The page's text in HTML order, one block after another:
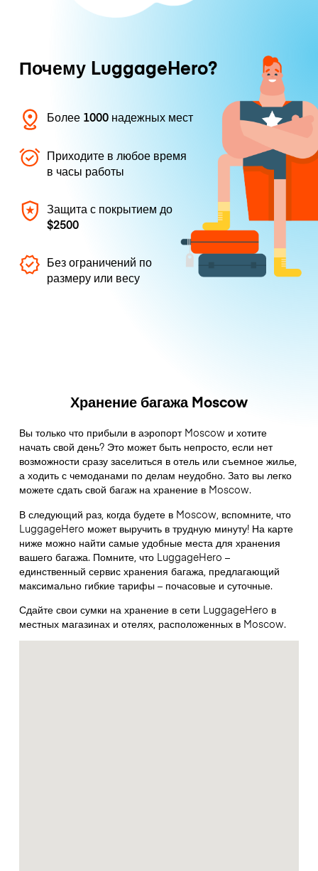
Почему LuggageHero?
Более 1000 надежных мест
Приходите в любое время
в часы работы
Защита с покрытием до
$2500
Без ограничений по
размеру или весу
Хранение багажа Moscow
Вы только что прибыли в аэропорт Moscow и хотите
начать свой день? Это может быть непросто, если нет
возможности сразу заселиться в отель или съемное жилье,
а ходить с чемоданами по делам неудобно. Зато вы легко
можете сдать свой багаж на хранение в Moscow.
В следующий раз, когда будете в Moscow, вспомните, что
LuggageHero может выручить в трудную минуту! На карте
ниже можно найти самые удобные места для хранения
вашего багажа. Помните, что LuggageHero –
единственный сервис хранения багажа, предлагающий
максимально гибкие тарифы – почасовые и суточные.
Сдайте свои сумки на хранение в сети LuggageHero в
местных магазинах и отелях, расположенных в Moscow.